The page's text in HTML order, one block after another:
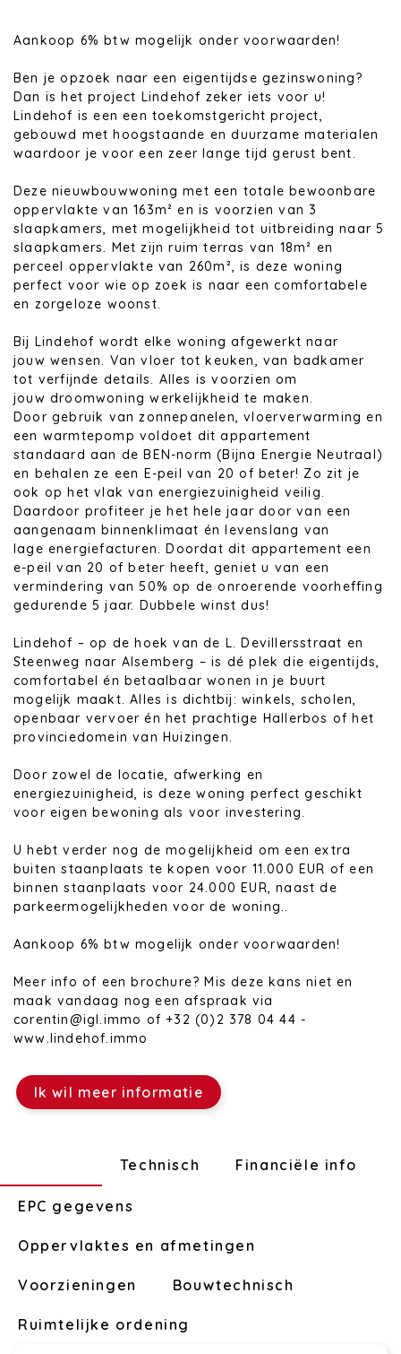
Aankoop 6% btw mogelijk onder voorwaarden!
Ben je opzoek naar een eigentijdse gezinswoning?
Dan is het project Lindehof zeker iets voor u!
Lindehof is een een toekomstgericht project,
gebouwd met hoogstaande en duurzame materialen
waardoor je voor een zeer lange tijd gerust bent.
Deze nieuwbouwwoning met een totale bewoonbare
oppervlakte van 163m² en is voorzien van 3
slaapkamers, met mogelijkheid tot uitbreiding naar 5
slaapkamers. Met zijn ruim terras van 18m² en
perceel oppervlakte van 260m², is deze woning
perfect voor wie op zoek is naar een comfortabele
en zorgeloze woonst.
Bij Lindehof wordt elke woning afgewerkt naar
jouw wensen. Van vloer tot keuken, van badkamer
tot verfijnde details. Alles is voorzien om
jouw droomwoning werkelijkheid te maken.
Door gebruik van zonnepanelen, vloerverwarming en
een warmtepomp voldoet dit appartement
standaard aan de BEN-norm (Bijna Energie Neutraal)
en behalen ze een E-peil van 20 of beter! Zo zit je
ook op het vlak van energiezuinigheid veilig.
Daardoor profiteer je het hele jaar door van een
aangenaam binnenklimaat én levenslang van
lage energiefacturen. Doordat dit appartement een
e-peil van 20 of beter heeft, geniet u van een
vermindering van 50% op de onroerende voorheffing
gedurende 5 jaar. Dubbele winst dus!
Lindehof – op de hoek van de L. Devillersstraat en
Steenweg naar Alsemberg – is dé plek die eigentijds,
comfortabel én betaalbaar wonen in je buurt
mogelijk maakt. Alles is dichtbij: winkels, scholen,
openbaar vervoer én het prachtige Hallerbos of het
provinciedomein van Huizingen.
Door zowel de locatie, afwerking en
energiezuinigheid, is deze woning perfect geschikt
voor eigen bewoning als voor investering.
U hebt verder nog de mogelijkheid om een extra
buiten staanplaats te kopen voor 11.000 EUR of een
binnen staanplaats voor 24.000 EUR, naast de
parkeermogelijkheden voor de woning..
Aankoop 6% btw mogelijk onder voorwaarden!
Meer info of een brochure? Mis deze kans niet en
maak vandaag nog een afspraak via
corentin@igl.immo of +32 (0)2 378 04 44 -
www.lindehof.immo
Ik wil meer informatie
Technisch Financiële info
EPC gegevens
Oppervlaktes en afmetingen
Voorzieningen Bouwtechnisch
Ruimtelijke ordening